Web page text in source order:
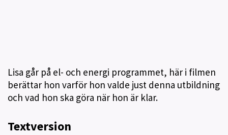
Lisa går på el- och energi programmet, här i filmen
berättar hon varför hon valde just denna utbildning
och vad hon ska göra när hon är klar.
Textversion